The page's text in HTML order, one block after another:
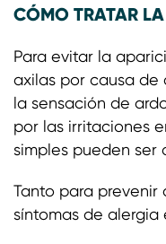
CÓMO TRATAR
Para evitar la
axilas por causa de
la sensación de
por las irritaciones
simples pueden ser
Tanto para prevenir
síntomas de alergia